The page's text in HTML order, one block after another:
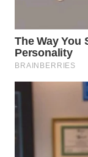
SURABAYA
WN
BINTAN